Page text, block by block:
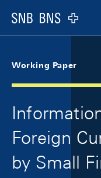
Logo
Working Paper
Foreign
by Small